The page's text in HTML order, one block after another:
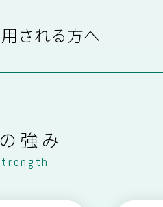
心療科
される方へ
医療相談
強み